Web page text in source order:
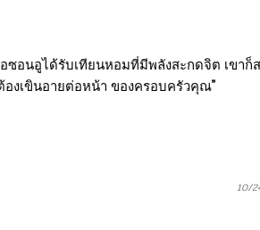
นอูได้รับเทียนหอมที่มีพลังสะกดจิต เขาก็
งเขินอายต่อหน้า ของครอบครัวคุณ”
10/